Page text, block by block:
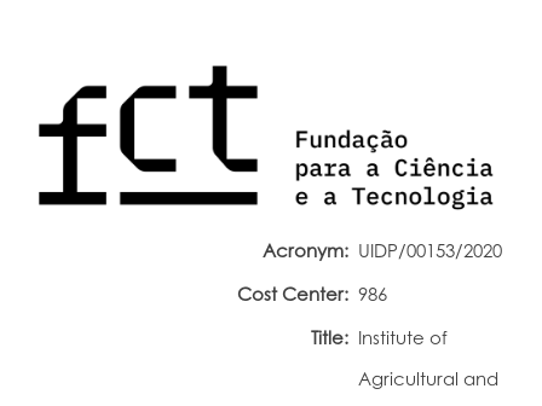
Acronym: UIDP/00153/2020
Cost Center: 986
Title: Institute of
Agricultural and